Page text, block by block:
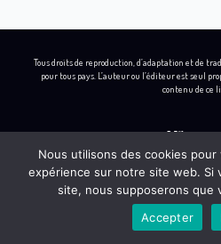
Tous droits de reproduction, d’adaptation et de
pour tous pays. L’auteur ou l’éditeur est seul
contenu de ce
L I
n
s
Nous utilisons des cookies pour
expérience sur notre site web. Si
site, nous supposerons que
Accepter